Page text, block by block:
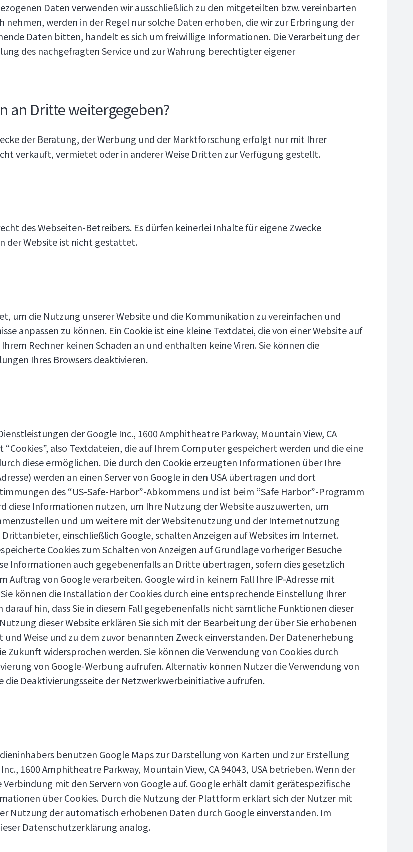
Daten verwenden wir ausschließlich zu den mitgeteilten bzw. vereinbarten
nehmen, werden in der Regel nur solche Daten erhoben, die wir zur Erbringung der
Daten bitten, handelt es sich um freiwillige Informationen. Die Verarbeitung der
des nachgefragten Service und zur Wahrung berechtigter eigener
an Dritte weitergegeben?
der Beratung, der Werbung und der Marktforschung erfolgt nur mit Ihrer
verkauft, vermietet oder in anderer Weise Dritten zur Verfügung gestellt.
des Webseiten-Betreibers. Es dürfen keinerlei Inhalte für eigene Zwecke
der Website ist nicht gestattet.
um die Nutzung unserer Website und die Kommunikation zu vereinfachen und
anpassen zu können. Ein Cookie ist eine kleine Textdatei, die von einer Website auf
Rechner keinen Schaden an und enthalten keine Viren. Sie können die
Ihres Browsers deaktivieren.
der Google Inc., 1600 Amphitheatre Parkway, Mountain View, CA
also Textdateien, die auf Ihrem Computer gespeichert werden und die eine
diese ermöglichen. Die durch den Cookie erzeugten Informationen über Ihre
werden an einen Server von Google in den USA übertragen und dort
des “US-Safe-Harbor”-Abkommens und ist beim “Safe Harbor”-Programm
diese Informationen nutzen, um Ihre Nutzung der Website auszuwerten, um
und um weitere mit der Websitenutzung und der Internetnutzung
einschließlich Google, schalten Anzeigen auf Websites im Internet.
Cookies zum Schalten von Anzeigen auf Grundlage vorheriger Besuche
Informationen auch gegebenenfalls an Dritte übertragen, sofern dies gesetzlich
von Google verarbeiten. Google wird in keinem Fall Ihre IP-Adresse mit
können die Installation der Cookies durch eine entsprechende Einstellung Ihrer
hin, dass Sie in diesem Fall gegebenenfalls nicht sämtliche Funktionen dieser
dieser Website erklären Sie sich mit der Bearbeitung der über Sie erhobenen
Weise und zu dem zuvor benannten Zweck einverstanden. Der Datenerhebung
widersprochen werden. Sie können die Verwendung von Cookies durch
von Google-Werbung aufrufen. Alternativ können Nutzer die Verwendung von
Deaktivierungsseite der Netzwerkwerbeinitiative aufrufen.
benutzen Google Maps zur Darstellung von Karten und zur Erstellung
1600 Amphitheatre Parkway, Mountain View, CA 94043, USA betrieben. Wenn der
mit den Servern von Google auf. Google erhält damit gerätespezifische
über Cookies. Durch die Nutzung der Plattform erklärt sich der Nutzer mit
Nutzung der automatisch erhobenen Daten durch Google einverstanden. Im
Datenschutzerklärung analog.